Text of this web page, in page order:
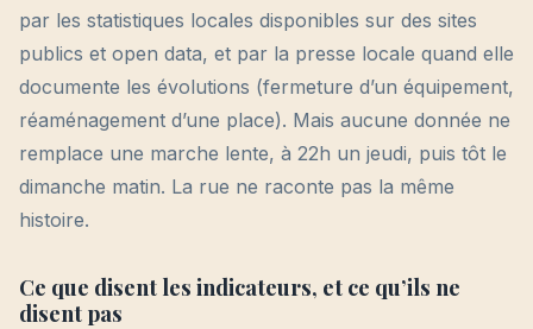
par les statistiques locales disponibles sur des sites
publics et open data, et par la presse locale quand elle
documente les évolutions (fermeture d’un équipement,
réaménagement d’une place). Mais aucune donnée ne
remplace une marche lente, à 22h un jeudi, puis tôt le
dimanche matin. La rue ne raconte pas la même
histoire.
Ce que disent les indicateurs, et ce qu’ils ne
disent pas